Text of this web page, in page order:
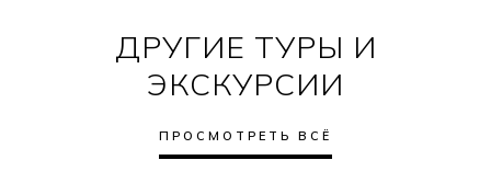
ДРУГИЕ ТУРЫ И
ЭКСКУРСИИ
ПРОСМОТРЕТЬ ВСЁ